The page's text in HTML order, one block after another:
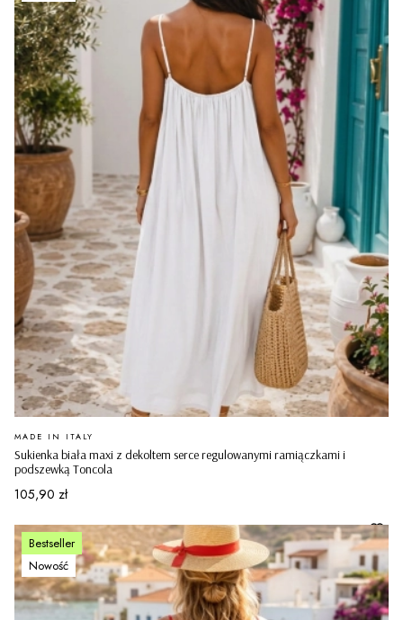
Sukienka biała maxi z dekoltem serce regulowanymi ramiączkami i
podszewką Toncola
PRODUCENT
MADE IN ITALY
Cena
105,90 zł
Bestseller
Nowość